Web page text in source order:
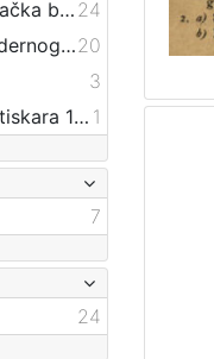
Digitalizirana zagrebačka baština 24
Zagreb na pragu modernog doba20
3
Izdanja zagrebačkih tiskara 17. i 18. stoljeća 1
7
24